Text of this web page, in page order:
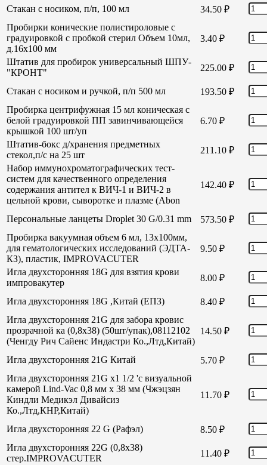
Стакан с носиком, п/п, 100 мл 34.50 ₽
Пробирки конические полистироловые с
градуировкой с пробкой стерил Объем 10мл,
д.16х100 мм
3.40 ₽
Штатив для пробирок универсальный ШПУ-
"КРОНТ"
225.00 ₽
Стакан с носиком и ручкой, п/п 500 мл 193.50 ₽
Пробирка центрифужная 15 мл коническая с
белой градуировкой ПП завинчивающейся
крышкой 100 шт/уп
6.70 ₽
Штатив-бокс д/хранения предметных
стекол,п/с на 25 шт
211.10 ₽
Набор иммунохроматографических тест-
систем для качественного определения
содержания антител к ВИЧ-1 и ВИЧ-2 в
цельной крови, сыворотке и плазме (Abon
142.40 ₽
Персональные ланцеты Droplet 30 G/0.31 mm 573.50 ₽
Пробирка вакуумная объем 6 мл, 13х100мм,
для гематологических исследований (ЭДТА-
КЗ), пластик, IMPROVACUTER
9.50 ₽
Игла двухсторонняя 18G для взятия крови
импровакутер
8.00 ₽
Игла двухсторонняя 18G ,Китай (ЕПЗ) 8.40 ₽
Игла двухсторонняя 21G для забора кровис
прозрачной ка (0,8х38) (50шт/упак),08112102
(Ченгду Рич Сайенс Индастри Ко.,Лтд,Китай)
14.50 ₽
Игла двухсторонняя 21G Китай 5.70 ₽
Игла двухсторонняя 21G х1 1/2 'с визуальной
камерой Lind-Vac 0,8 мм х 38 мм (Чжэцзян
Киндли Медикэл Дивайсиз
Ко.,Лтд,КНР,Китай)
11.70 ₽
Игла двухсторонняя 22 G (Рафэл) 8.50 ₽
Игла двухсторонняя 22G (0,8х38)
стер.IMPROVACUTER
11.40 ₽